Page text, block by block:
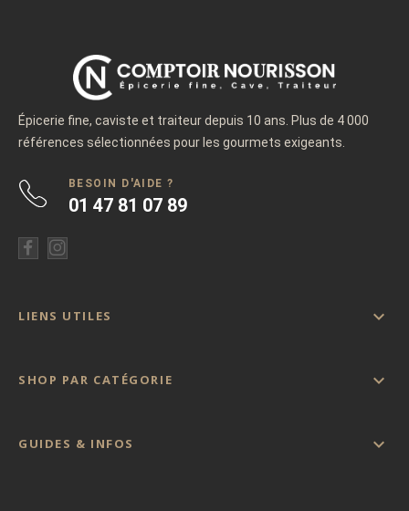
Épicerie fine, caviste et traiteur depuis 10 ans. Plus de 4 000
références sélectionnées pour les gourmets exigeants.
BESOIN D'AIDE ?
01 47 81 07 89
LIENS UTILES 
SHOP PAR CATÉGORIE 
GUIDES & INFOS 